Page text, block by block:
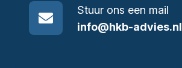
Stuur ons een mail
info@hkb-advies.nl